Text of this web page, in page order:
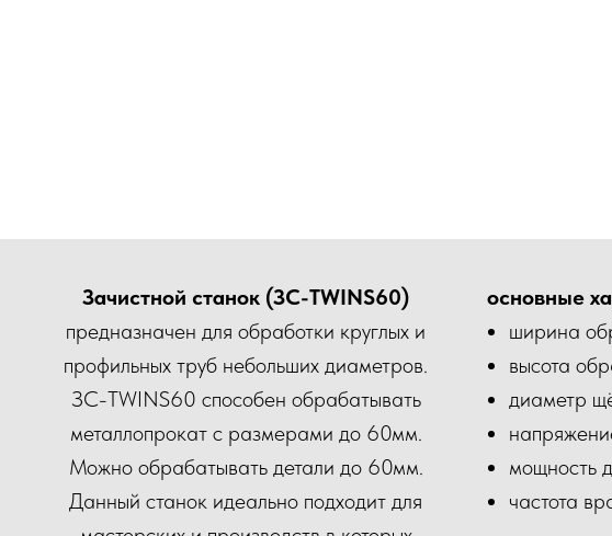
Зачистной станок (ЗС-TWINS60)
предназначен для обработки круглых и
профильных труб небольших диаметров.
ЗС-TWINS60 способен обрабатывать
металлопрокат с размерами до 60мм.
Можно обрабатывать детали до 60мм.
Данный станок идеально подходит для
основные
ширина
высота
диаметр
мощность
частота